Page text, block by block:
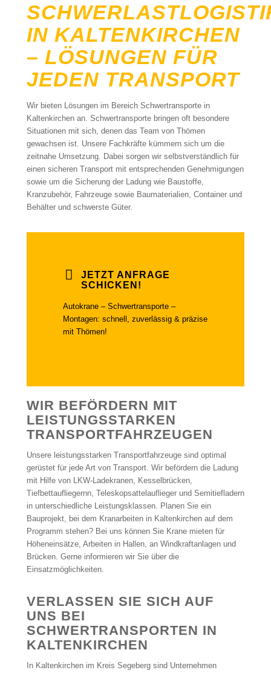
IN KALTENKIRCHEN
– LÖSUNGEN FÜR
JEDEN TRANSPORT
Wir bieten Lösungen im Bereich Schwertransporte in
Kaltenkirchen an. Schwertransporte bringen oft besondere
Situationen mit sich, denen das Team von Thömen
gewachsen ist. Unsere Fachkräfte kümmern sich um die
zeitnahe Umsetzung. Dabei sorgen wir selbstverständlich für
einen sicheren Transport mit entsprechenden Genehmigungen
sowie um die Sicherung der Ladung wie Baustoffe,
Kranzubehör, Fahrzeuge sowie Baumaterialien, Container und
Behälter und schwerste Güter.
JETZT ANFRAGE
SCHICKEN!
Autokrane – Schwertransporte –
Montagen: schnell, zuverlässig & präzise
mit Thömen!
WIR BEFÖRDERN MIT
LEISTUNGSSTARKEN
TRANSPORTFAHRZEUGEN
Unsere leistungsstarken Transportfahrzeuge sind optimal
gerüstet für jede Art von Transport. Wir befördern die Ladung
mit Hilfe von LKW-Ladekranen, Kesselbrücken,
Tiefbettaufliegernn, Teleskopsattelauflieger und Semitiefladern
in unterschiedliche Leistungsklassen. Planen Sie ein
Bauprojekt, bei dem Kranarbeiten in Kaltenkirchen auf dem
Programm stehen? Bei uns können Sie Krane mieten für
Höheneinsätze, Arbeiten in Hallen, an Windkraftanlagen und
Brücken. Gerne informieren wir Sie über die
Einsatzmöglichkeiten.
VERLASSEN SIE SICH AUF
UNS BEI
SCHWERTRANSPORTEN IN
KALTENKIRCHEN
In Kaltenkirchen im Kreis Segeberg sind Unternehmen